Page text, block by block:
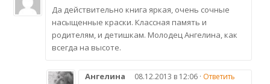
Да действительно книга яркая, очень сочные
насыщенные краски. Классная память и
родителям, и детишкам. Молодец Ангелина, как
всегда на высоте.
Ангелина 08.12.2013 в 12:06 · Ответить